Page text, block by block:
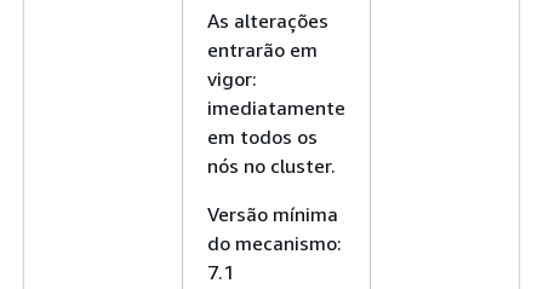
As alterações
entrarão em
vigor:
imediatamente
em todos os
nós no cluster.
Versão mínima
do mecanismo:
7.1